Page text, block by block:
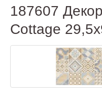
187607
Cottage